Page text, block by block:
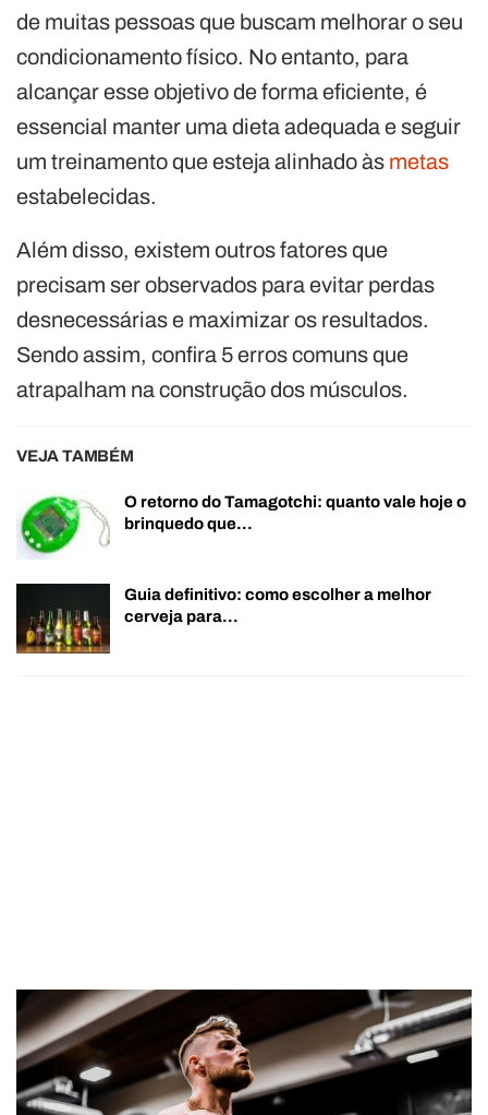
de muitas pessoas que buscam melhorar o seu
condicionamento físico. No entanto, para
alcançar esse objetivo de forma eficiente, é
essencial manter uma dieta adequada e seguir
um treinamento que esteja alinhado às metas
estabelecidas.
Além disso, existem outros fatores que
precisam ser observados para evitar perdas
desnecessárias e maximizar os resultados.
Sendo assim, confira 5 erros comuns que
atrapalham na construção dos músculos.
VEJA TAMBÉM
O retorno do Tamagotchi: quanto vale hoje o
brinquedo que…
Guia definitivo: como escolher a melhor
cerveja para…